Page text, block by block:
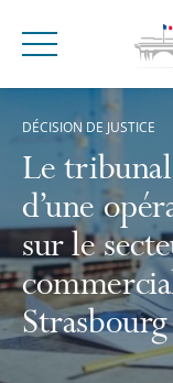
Menu
Le tribunal
d’une
sur le
Strasbourg
DÉCISION DE JUSTICE